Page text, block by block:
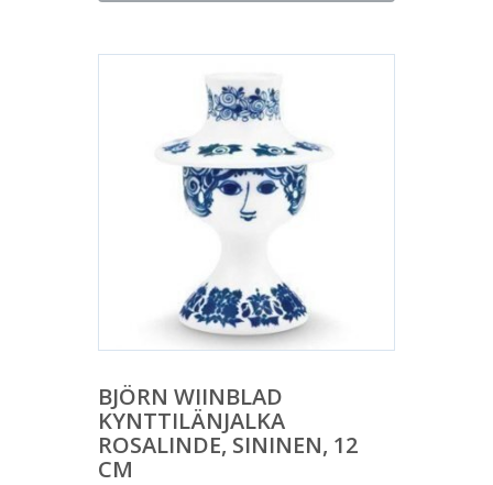
BJÖRN WIINBLAD
KYNTTILÄNJALKA
ROSALINDE, SININEN, 12
CM